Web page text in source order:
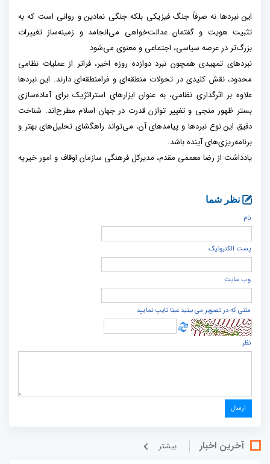
این نبردها نه صرفاً جنگ فیزیکی بلکه جنگی نمادین و روانی است که به
تثبیت هویت و گفتمان عدالت‌خواهی می‌انجامد و زمینه‌ساز تغییرات
بزرگ‌تر در عرصه سیاسی، اجتماعی و معنوی می‌شود
نبردهای تمهیدی همچون نبرد دوازده روزه اخیر، فراتر از عملیات نظامی
محدود، نقش کلیدی در تحولات منطقه‌ای و فرامنطقه‌ای دارند. این نبردها
علاوه بر اثرگذاری نظامی، به عنوان ابزارهای استراتژیک برای آماده‌سازی
بستر ظهور منجی و تغییر توازن قدرت در جهان اسلام مطرح‌اند. شناخت
دقیق این نوع نبردها و پیامدهای آن، می‌تواند راهگشای تحلیل‌های بهتر و
برنامه‌ریزی‌های آینده باشد.
یادداشت از رضا معممی مقدم، مدیرکل فرهنگی سازمان اوقاف و امور خیریه
نظر شما
نام
پست الكترونيک
وب سایت
متنی که در تصویر می بینید عینا تایپ نمایید
نظر
آخرین اخبار بيشتر